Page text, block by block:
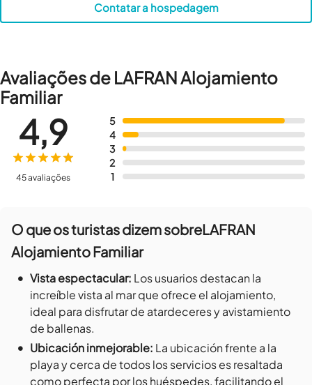
Contatar a hospedagem
Avaliações de LAFRAN Alojamiento
Familiar
5
4
3
2
1
4,9
45 avaliações
O que os turistas dizem sobreLAFRAN
Alojamiento Familiar
• Vista espectacular: Los usuarios destacan la
increíble vista al mar que ofrece el alojamiento,
ideal para disfrutar de atardeceres y avistamiento
de ballenas.
• Ubicación inmejorable: La ubicación frente a la
playa y cerca de todos los servicios es resaltada
como perfecta por los huéspedes, facilitando el